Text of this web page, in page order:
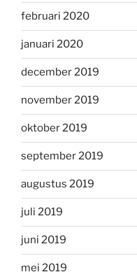
februari 2020
januari 2020
december 2019
november 2019
oktober 2019
september 2019
augustus 2019
juli 2019
juni 2019
mei 2019